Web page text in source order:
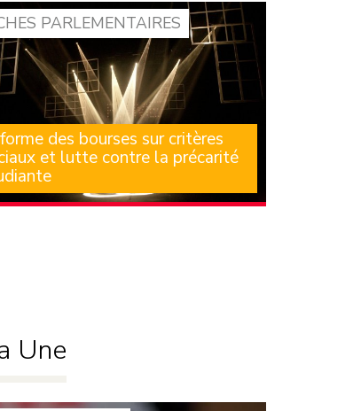
PARLEMENTAIRES
des bourses sur critères
et lutte contre la précarité
nous souvenons tous des files d’attente
Une